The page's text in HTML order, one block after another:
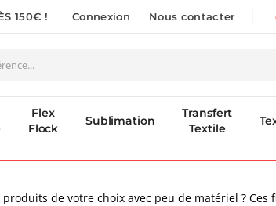
150€ ! Connexion Nous contacter
Flex
Flock
Sublimation
Transfert
Textile
de votre choix avec peu de matériel ?